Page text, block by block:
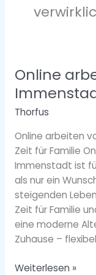
Online
Thorfus
Online arbeiten
Zeit für Familie
Immenstadt ist
als nur ein
steigenden
Zeit für Familie
eine moderne
Zuhause –
Online
arbeiten
von
Zuhause
Immenstadt
Weiterlesen »